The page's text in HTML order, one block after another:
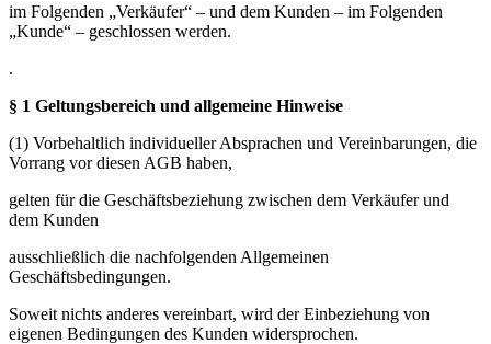
im Folgenden „Verkäufer“ – und dem Kunden – im Folgenden
„Kunde“ – geschlossen werden.
.
§ 1 Geltungsbereich und allgemeine Hinweise
(1) Vorbehaltlich individueller Absprachen und Vereinbarungen, die
Vorrang vor diesen AGB haben,
gelten für die Geschäftsbeziehung zwischen dem Verkäufer und
dem Kunden
ausschließlich die nachfolgenden Allgemeinen
Geschäftsbedingungen.
Soweit nichts anderes vereinbart, wird der Einbeziehung von
eigenen Bedingungen des Kunden widersprochen.